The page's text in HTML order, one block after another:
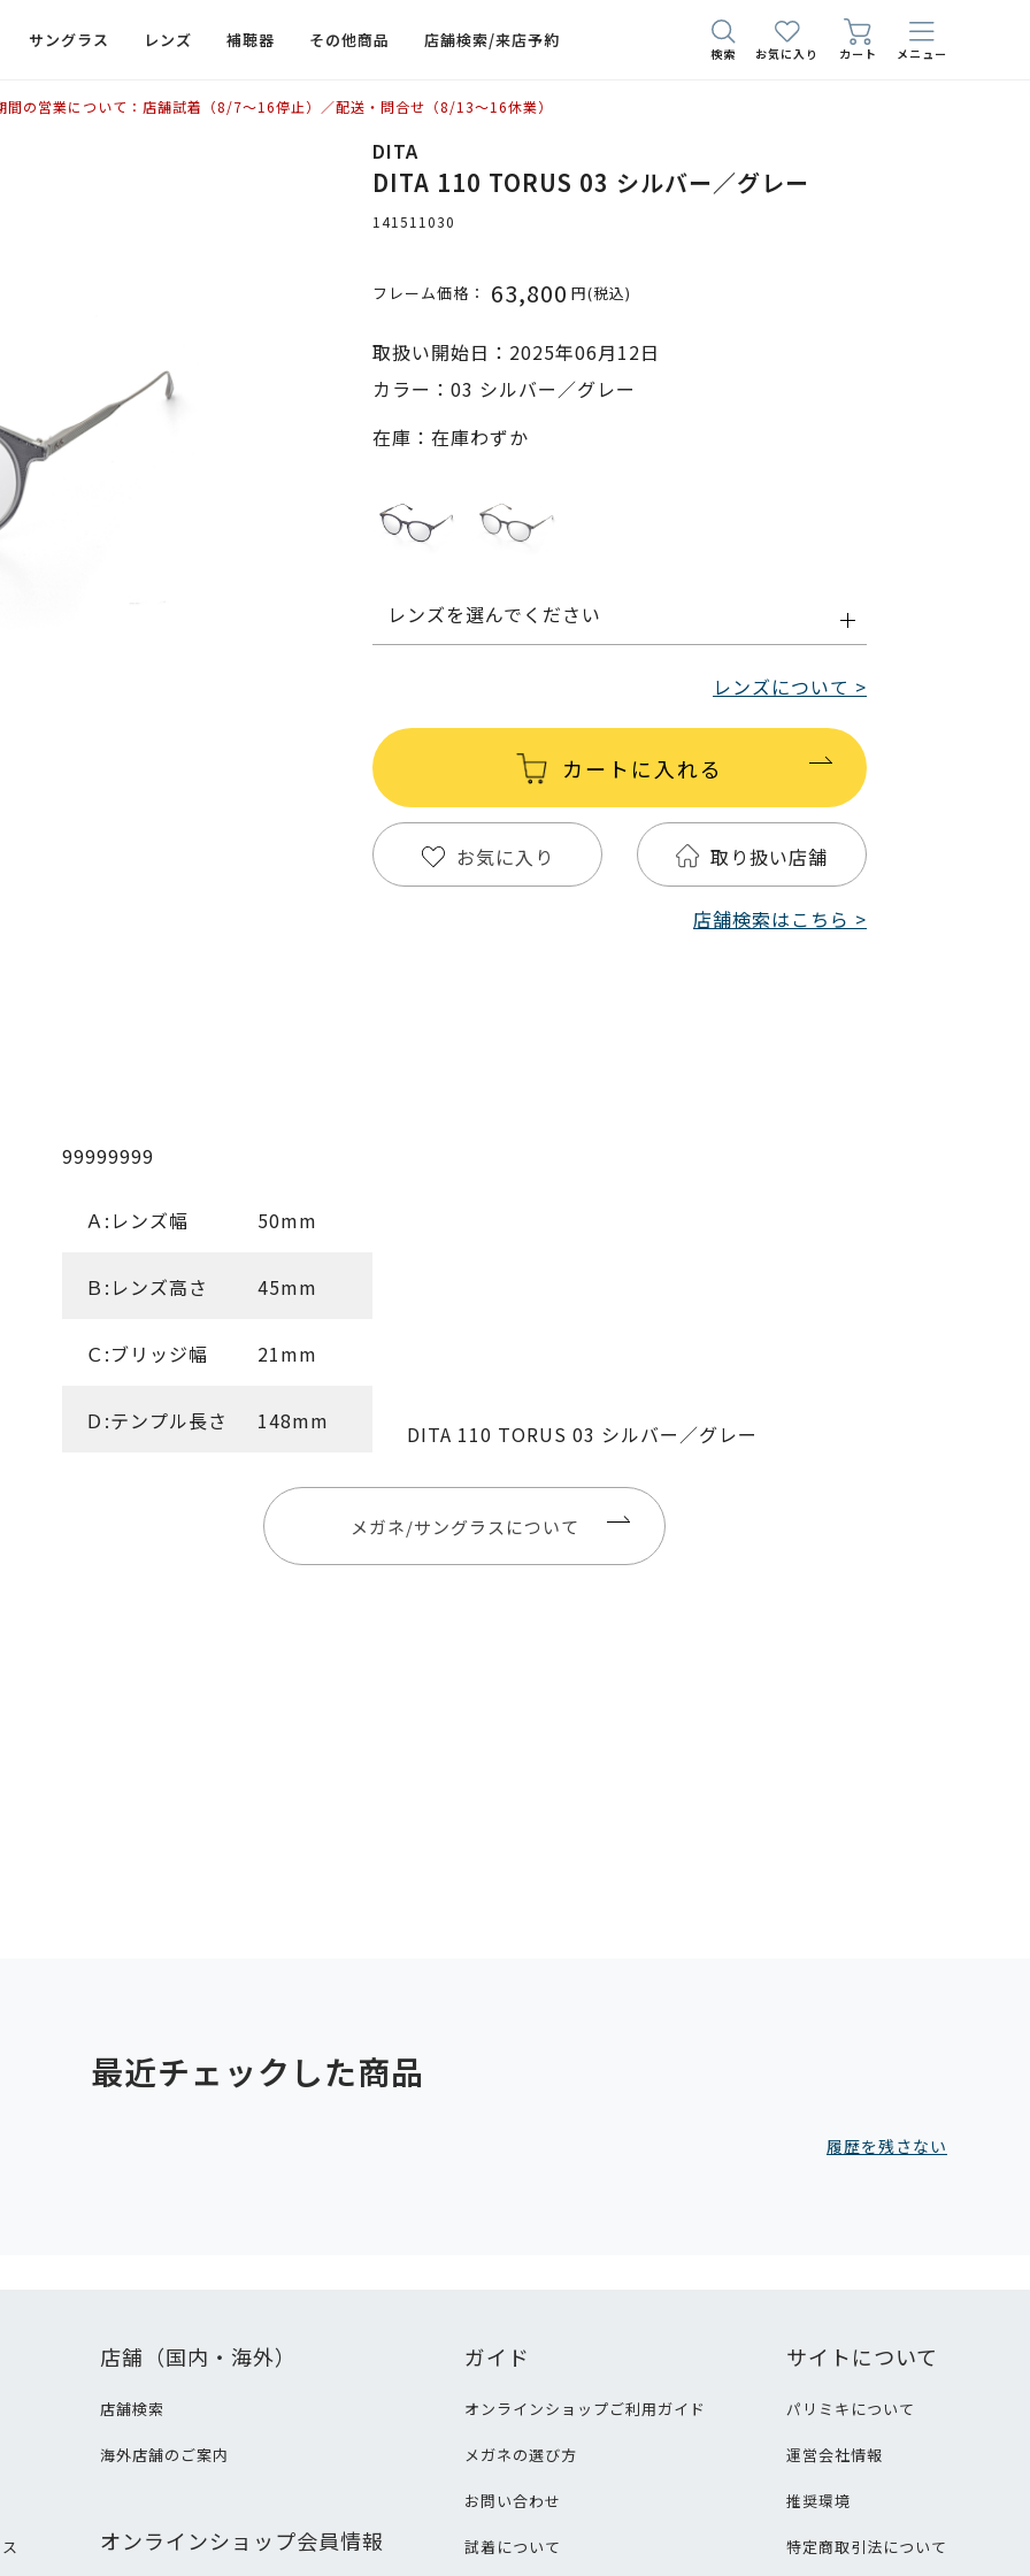
サングラス レンズ 補聴器 その他商品 店舗検索/来店予約
検索 お気に入り カート メニュー
間の営業について：店舗試着（8/7〜16停止）／配送・問合せ（8/13〜16休業）
DITA
DITA 110 TORUS 03 シルバー／グレー
141511030
フレーム価格： 63,800 円(税込)
取扱い開始日：2025年06月12日
カラー：03 シルバー／グレー
在庫：在庫わずか
レンズを選んでください
レンズについて >
カートに入れる
お気に入り 取り扱い店舗
店舗検索はこちら >
99999999
Ａ:レンズ幅 50mm
Ｂ:レンズ高さ 45mm
Ｃ:ブリッジ幅 21mm
Ｄ:テンプル長さ 148mm DITA 110 TORUS 03 シルバー／グレー
メガネ/サングラスについて
最近チェックした商品
履歴を残さない
店舗（国内・海外）
店舗検索
海外店舗のご案内
オンラインショップ会員情報
ガイド
オンラインショップご利用ガイド
メガネの選び方
お問い合わせ
試着について
サイトについて
パリミキについて
運営会社情報
推奨環境
特定商取引法について